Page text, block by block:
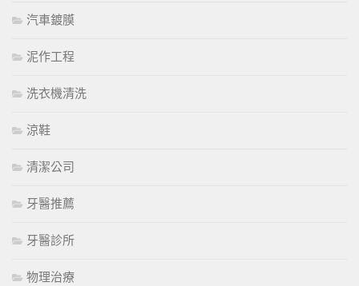
汽車鍍膜
泥作工程
洗衣機清洗
涼鞋
清潔公司
牙醫推薦
牙醫診所
物理治療